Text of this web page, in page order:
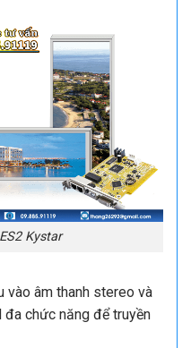
Kystar
vào âm thanh stereo và
chức năng để truyền